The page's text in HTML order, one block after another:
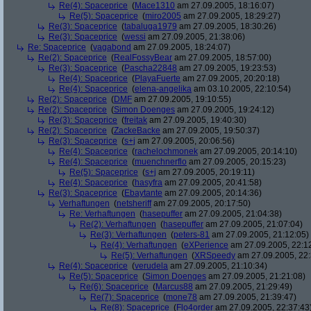
Re(4): Spaceprice (Mace1310 am 27.09.2005, 18:16:07)
Re(5): Spaceprice (miro2005 am 27.09.2005, 18:29:27)
Re(3): Spaceprice (tabaluga1979 am 27.09.2005, 18:30:26)
Re(3): Spaceprice (wessi am 27.09.2005, 21:38:06)
Re: Spaceprice (vagabond am 27.09.2005, 18:24:07)
Re(2): Spaceprice (RealFossyBear am 27.09.2005, 18:57:00)
Re(3): Spaceprice (Pascha22848 am 27.09.2005, 19:23:53)
Re(4): Spaceprice (PlayaFuerte am 27.09.2005, 20:20:18)
Re(4): Spaceprice (elena-angelika am 03.10.2005, 22:10:54)
Re(2): Spaceprice (DMF am 27.09.2005, 19:10:55)
Re(2): Spaceprice (Simon Doenges am 27.09.2005, 19:24:12)
Re(3): Spaceprice (freitak am 27.09.2005, 19:40:30)
Re(2): Spaceprice (ZackeBacke am 27.09.2005, 19:50:37)
Re(3): Spaceprice (s+j am 27.09.2005, 20:06:56)
Re(4): Spaceprice (rachelochmonek am 27.09.2005, 20:14:10)
Re(4): Spaceprice (muenchnerflo am 27.09.2005, 20:15:23)
Re(5): Spaceprice (s+j am 27.09.2005, 20:19:11)
Re(4): Spaceprice (hasyfra am 27.09.2005, 20:41:58)
Re(3): Spaceprice (Ebaytante am 27.09.2005, 20:14:36)
Verhaftungen (netsheriffam 27.09.2005, 20:17:50)
Re: Verhaftungen (hasepuffer am 27.09.2005, 21:04:38)
Re(2): Verhaftungen (hasepuffer am 27.09.2005, 21:07:04)
Re(3): Verhaftungen (peters-81 am 27.09.2005, 21:12:05)
Re(4): Verhaftungen (eXPerience am 27.09.2005,
Re(5): Verhaftungen (XRSpeedy am 27.09.2005,
Re(4): Spaceprice (verudela am 27.09.2005, 21:10:34)
Re(5): Spaceprice (Simon Doenges am 27.09.2005, 21:21:08)
Re(6): Spaceprice (Marcus88 am 27.09.2005, 21:29:49)
Re(7): Spaceprice (mone78 am 27.09.2005, 21:39:47)
Re(8): Spaceprice (Flo4order am 27.09.2005,